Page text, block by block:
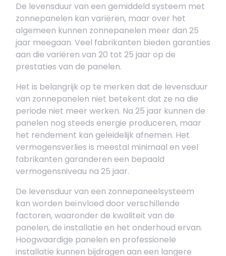
De levensduur van een gemiddeld systeem met
zonnepanelen kan variëren, maar over het
algemeen kunnen zonnepanelen meer dan 25
jaar meegaan. Veel fabrikanten bieden garanties
aan die variëren van 20 tot 25 jaar op de
prestaties van de panelen.
Het is belangrijk op te merken dat de levensduur
van zonnepanelen niet betekent dat ze na die
periode niet meer werken. Na 25 jaar kunnen de
panelen nog steeds energie produceren, maar
het rendement kan geleidelijk afnemen. Het
vermogensverlies is meestal minimaal en veel
fabrikanten garanderen een bepaald
vermogensniveau na 25 jaar.
De levensduur van een zonnepaneelsysteem
kan worden beïnvloed door verschillende
factoren, waaronder de kwaliteit van de
panelen, de installatie en het onderhoud ervan.
Hoogwaardige panelen en professionele
installatie kunnen bijdragen aan een langere